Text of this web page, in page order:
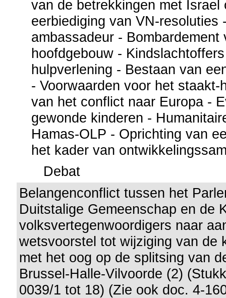
van de betrekkingen met Israel
eerbiediging van VN-resoluties
ambassadeur - Bombardement
hoofdgebouw -
hulpverlening - Bestaan van
- Voorwaarden voor het staakt-
van het conflict naar Europa -
gewonde kinderen -
Hamas-OLP - Oprichting van
het kader van
Debat
Belangenconflict tussen het
Duitstalige Gemeenschap en de
volksvertegenwoordigers naar
wetsvoorstel tot wijziging van de
met het oog op de splitsing van
Brussel-Halle-Vilvoorde (2)
0039/1 tot 18) (Zie ook doc. 4-